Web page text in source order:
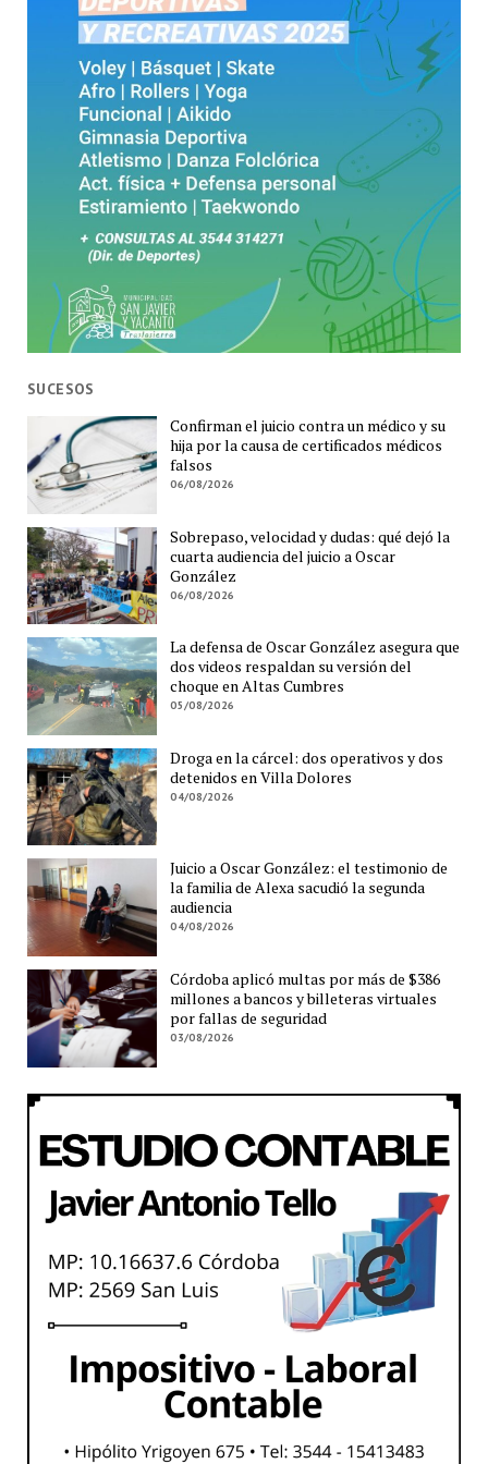
SUCESOS
Confirman el juicio contra un médico y su
hija por la causa de certificados médicos
falsos
06/08/2026
Sobrepaso, velocidad y dudas: qué dejó la
cuarta audiencia del juicio a Oscar
González
06/08/2026
La defensa de Oscar González asegura que
dos videos respaldan su versión del
choque en Altas Cumbres
05/08/2026
Droga en la cárcel: dos operativos y dos
detenidos en Villa Dolores
04/08/2026
Juicio a Oscar González: el testimonio de
la familia de Alexa sacudió la segunda
audiencia
04/08/2026
Córdoba aplicó multas por más de $386
millones a bancos y billeteras virtuales
por fallas de seguridad
03/08/2026